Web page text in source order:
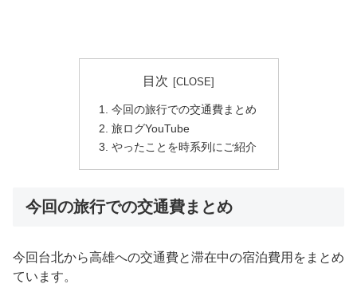
目次
今回の旅行での交通費まとめ
旅ログYouTube
やったことを時系列にご紹介
今回の旅行での交通費まとめ
今回台北から高雄への交通費と滞在中の宿泊費用をまとめ
ています。